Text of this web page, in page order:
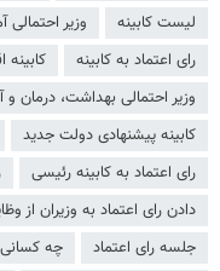
لیست کابینه
وزیر
رای اعتماد به کابینه
وزیر احتمالی بهداشت، درمان
کابینه پیشنهادی دولت جدید
رای اعتماد به کابینه رئیسی
دادن رای اعتماد به وزیران از
جلسه رای اعتماد
چه کسانی